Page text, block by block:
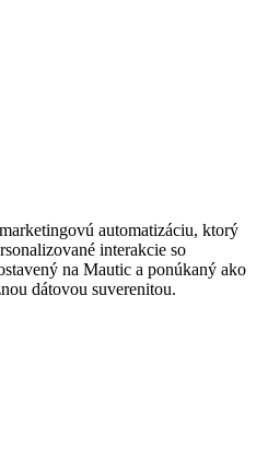
automatizáciu, ktorý
interakcie so
na Mautic a ponúkaný ako
dátovou suverenitou.